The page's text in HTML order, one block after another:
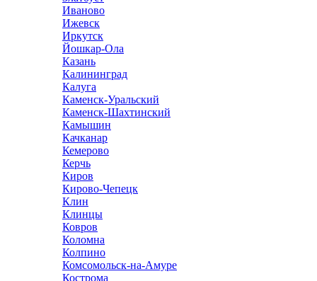
Иваново
Ижевск
Иркутск
Йошкар-Ола
Казань
Калининград
Калуга
Каменск-Уральский
Каменск-Шахтинский
Камышин
Качканар
Кемерово
Керчь
Киров
Кирово-Чепецк
Клин
Клинцы
Ковров
Коломна
Колпино
Комсомольск-на-Амуре
Кострома